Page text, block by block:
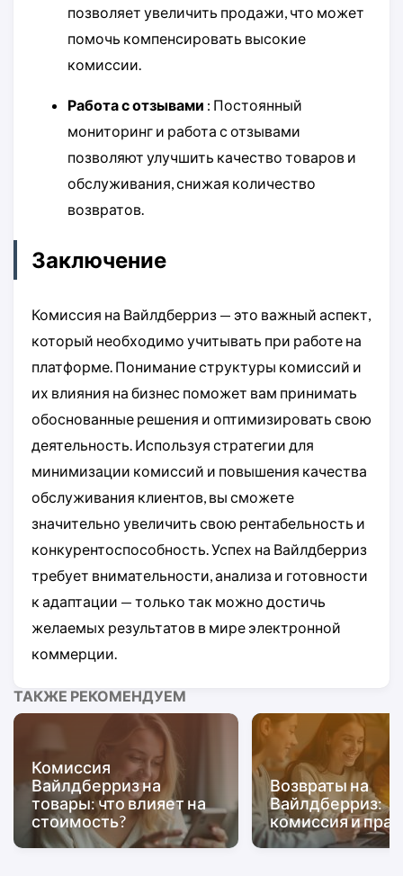
позволяет увеличить продажи, что может
помочь компенсировать высокие
комиссии.
Работа с отзывами : Постоянный
мониторинг и работа с отзывами
позволяют улучшить качество товаров и
обслуживания, снижая количество
возвратов.
Заключение
Комиссия на Вайлдберриз — это важный аспект,
который необходимо учитывать при работе на
платформе. Понимание структуры комиссий и
их влияния на бизнес поможет вам принимать
обоснованные решения и оптимизировать свою
деятельность. Используя стратегии для
минимизации комиссий и повышения качества
обслуживания клиентов, вы сможете
значительно увеличить свою рентабельность и
конкурентоспособность. Успех на Вайлдберриз
требует внимательности, анализа и готовности
к адаптации — только так можно достичь
желаемых результатов в мире электронной
коммерции.
ТАКЖЕ РЕКОМЕНДУЕМ
Комиссия
Вайлдберриз на
товары: что влияет на
стоимость?
Возвраты на
Вайлдберриз:
комиссия и